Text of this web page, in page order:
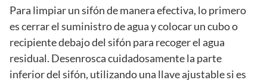
Para limpiar un sifón de manera efectiva, lo primero
es cerrar el suministro de agua y colocar un cubo o
recipiente debajo del sifón para recoger el agua
residual. Desenrosca cuidadosamente la parte
inferior del sifón, utilizando una llave ajustable si es